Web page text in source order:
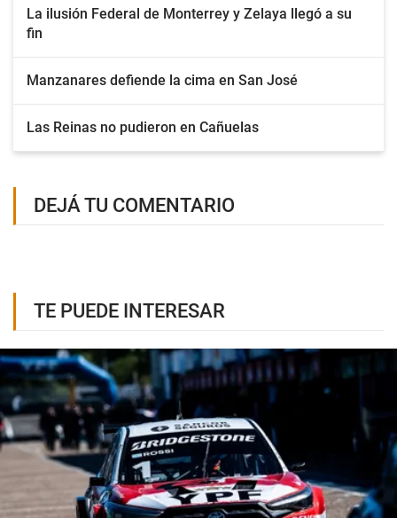
La ilusión Federal de Monterrey y Zelaya llegó a su
fin
Manzanares defiende la cima en San José
Las Reinas no pudieron en Cañuelas
DEJÁ TU COMENTARIO
TE PUEDE INTERESAR